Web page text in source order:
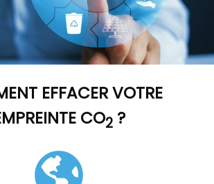
EFFACER VOTRE
CO2?